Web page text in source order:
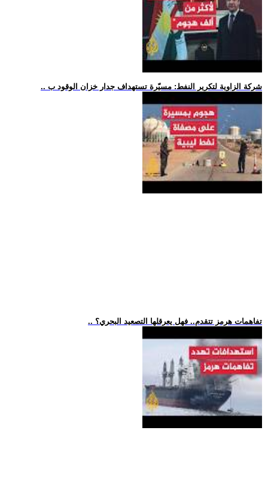
.. شركة الزاوية لتكرير النفط: مسيّرة تستهداف جدار خزان الوقود ب
.. تفاهمات هرمز تتقدم.. فهل يعرقلها التصعيد البحري؟